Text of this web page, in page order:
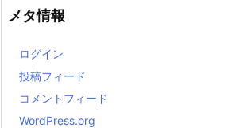
メタ情報
ログイン
投稿フィード
コメントフィード
WordPress.org